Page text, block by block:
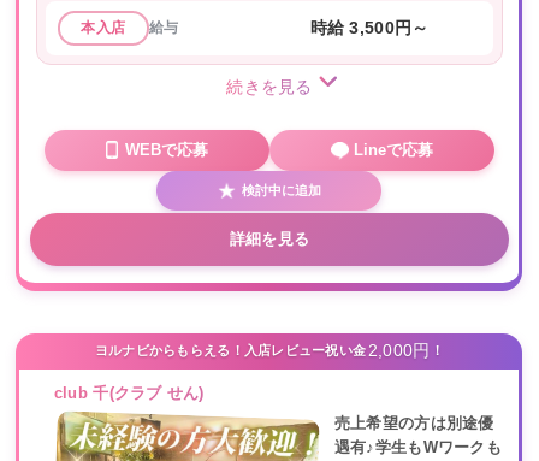
本入店 給与 時給 3,500円～
続きを見る
WEBで応募 Lineで応募
検討中に追加
詳細を見る
ヨルナビからもらえる！入店レビュー祝い金 2,000円 ！
club 千(クラブ せん)
売上希望の方は別途優
遇有♪学生もWワークも